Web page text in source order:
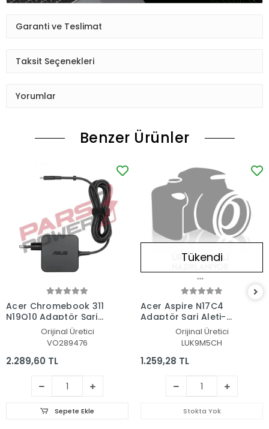
Garanti ve Teslimat
Taksit Seçenekleri
Yorumlar
Benzer Ürünler
Acer Chromebook 311
N19Q10 Adaptör Şarj
Aleti-CihazıOrijinal Üretici
VO289476
2.289,60 TL
Sepete Ekle
Tükendi
Acer Aspire N17C4
Adaptör Şarj Aleti-
Orijinal Üretici
LUK9M5CH
1.259,28 TL
Stokta Yok